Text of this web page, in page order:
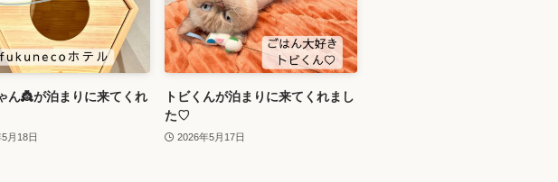
ん👸が泊まりに来てくれ
月18日
トビくんが泊まりに来てくれまし
た♡
2026年5月17日